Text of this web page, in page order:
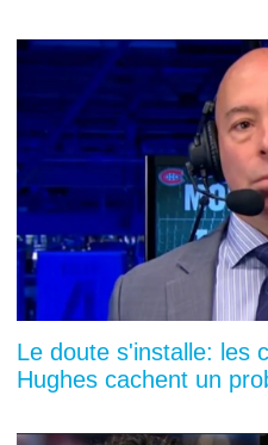
Le doute s'installe: les
Hughes cachent un